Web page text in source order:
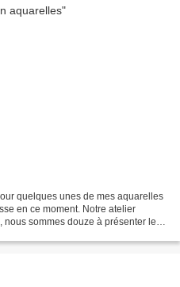
quelques unes de mes aquarelles
en ce moment. Notre atelier
sommes douze à présenter le